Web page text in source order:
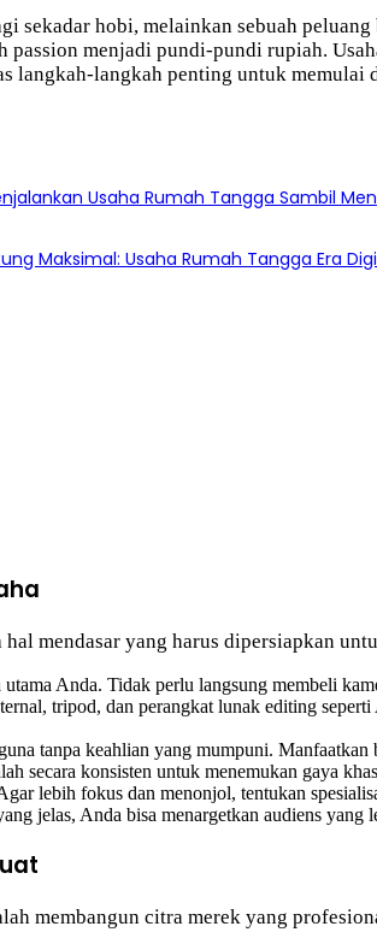
sekadar hobi, melainkan sebuah
passion menjadi pundi-pundi rupiah.
langkah-langkah penting untuk
Usaha Rumah Tangga Sambil
Maksimal: Usaha Rumah Tangga Era
mendasar yang harus dipersiapkan
utama Anda. Tidak perlu langsung membeli
tripod, dan perangkat lunak editing
tanpa keahlian yang mumpuni.
secara konsisten untuk menemukan gaya
lebih fokus dan menonjol, tentukan
jelas, Anda bisa menargetkan audiens
membangun citra merek yang